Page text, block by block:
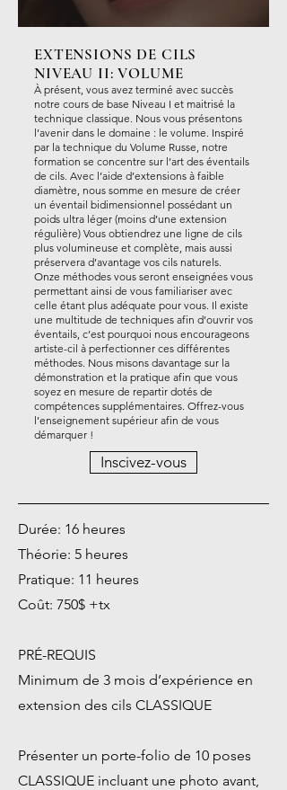
EXTENSIONS DE CILS
NIVEAU II: VOLUME
À présent, vous avez terminé avec succès
notre cours de base Niveau I et maitrisé la
technique classique. Nous vous présentons
l’avenir dans le domaine : le volume. Inspiré
par la technique du Volume Russe, notre
formation se concentre sur l’art des éventails
de cils. Avec l’aide d’extensions à faible
diamètre, nous somme en mesure de créer
un éventail bidimensionnel possédant un
poids ultra léger (moins d’une extension
régulière) Vous obtiendrez une ligne de cils
plus volumineuse et complète, mais aussi
préservera d’avantage vos cils naturels.
Onze méthodes vous seront enseignées vous
permettant ainsi de vous familiariser avec
celle étant plus adéquate pour vous. Il existe
une multitude de techniques afin d’ouvrir vos
éventails, c’est pourquoi nous encourageons
artiste-cil à perfectionner ces différentes
méthodes. Nous misons davantage sur la
démonstration et la pratique afin que vous
soyez en mesure de repartir dotés de
compétences supplémentaires. Offrez-vous
l’enseignement supérieur afin de vous
démarquer !
Inscivez-vous
Durée: 16 heures
Théorie: 5 heures
Pratique: 11 heures
Coût: 750$ +tx
PRÉ-REQUIS
Minimum de 3 mois d’expérience en
extension des cils CLASSIQUE
Présenter un porte-folio de 10 poses
CLASSIQUE incluant une photo avant,